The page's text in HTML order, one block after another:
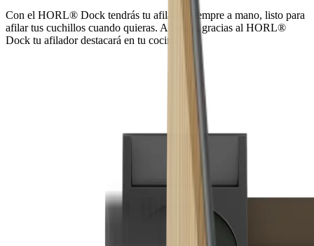
Con el HORL® Dock tendrás tu afilador siempre a mano, listo para
afilar tus cuchillos cuando quieras. Además, gracias al HORL®
Dock tu afilador destacará en tu cocina.